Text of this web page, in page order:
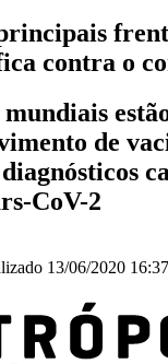
contra o
mundiais
de
CoV-2
13/06/2020 16:37